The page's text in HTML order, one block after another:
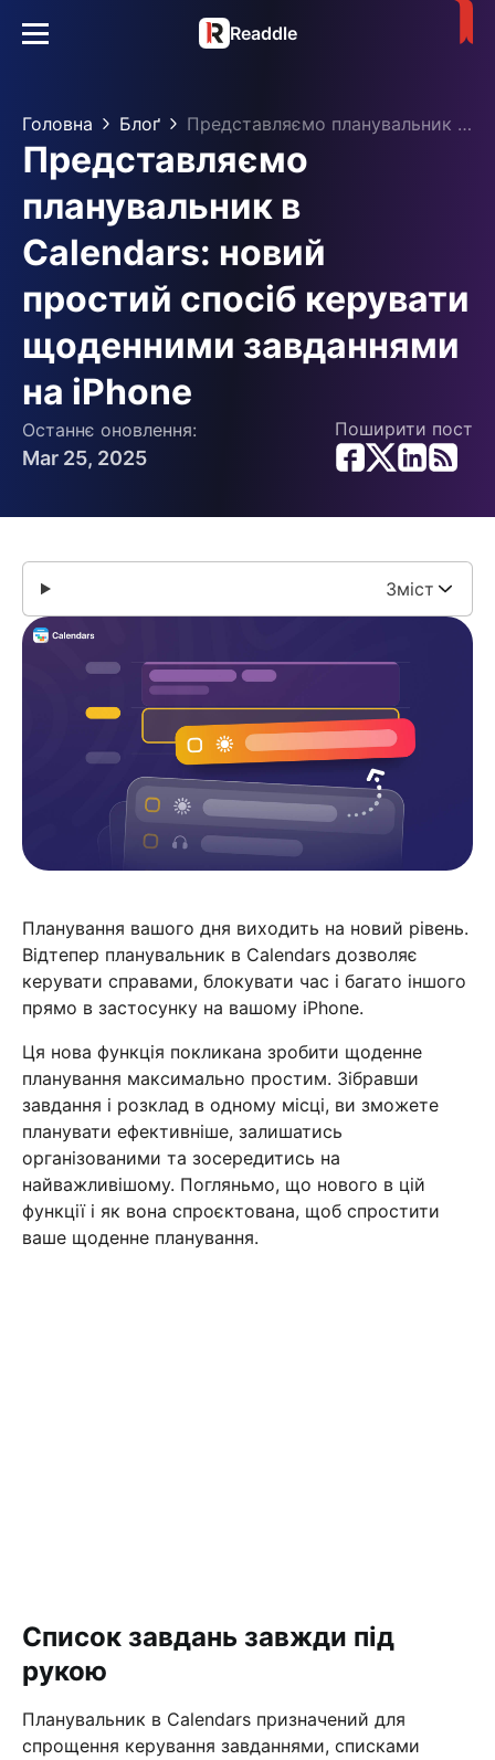
Readdle
Головна Блоґ Представляємо планувальник в Calendars: новий простий спосіб керувати щоденними завданнями на iPhone
Представляємо
планувальник в
Calendars: новий
простий спосіб керувати
щоденними завданнями
на iPhone
Останнє оновлення:
Mar 25, 2025
Поширити пост
Зміст
Планування вашого дня виходить на новий рівень.
Відтепер планувальник в Calendars дозволяє
керувати справами, блокувати час і багато іншого
прямо в застосунку на вашому iPhone.
Ця нова функція покликана зробити щоденне
планування максимально простим. Зібравши
завдання і розклад в одному місці, ви зможете
планувати ефективніше, залишатись
організованими та зосередитись на
найважливішому. Погляньмо, що нового в цій
функції і як вона спроєктована, щоб спростити
ваше щоденне планування.
Список завдань завжди під
рукою
Планувальник в Calendars призначений для
спрощення керування завданнями, списками